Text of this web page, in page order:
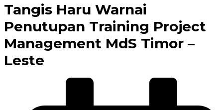
Tangis Haru Warnai
Penutupan Training Project
Management MdS Timor –
Leste